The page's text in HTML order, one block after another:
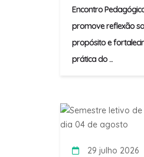
Encontro
promove reflexão
propósito e
prática do ...
29 julho 2026